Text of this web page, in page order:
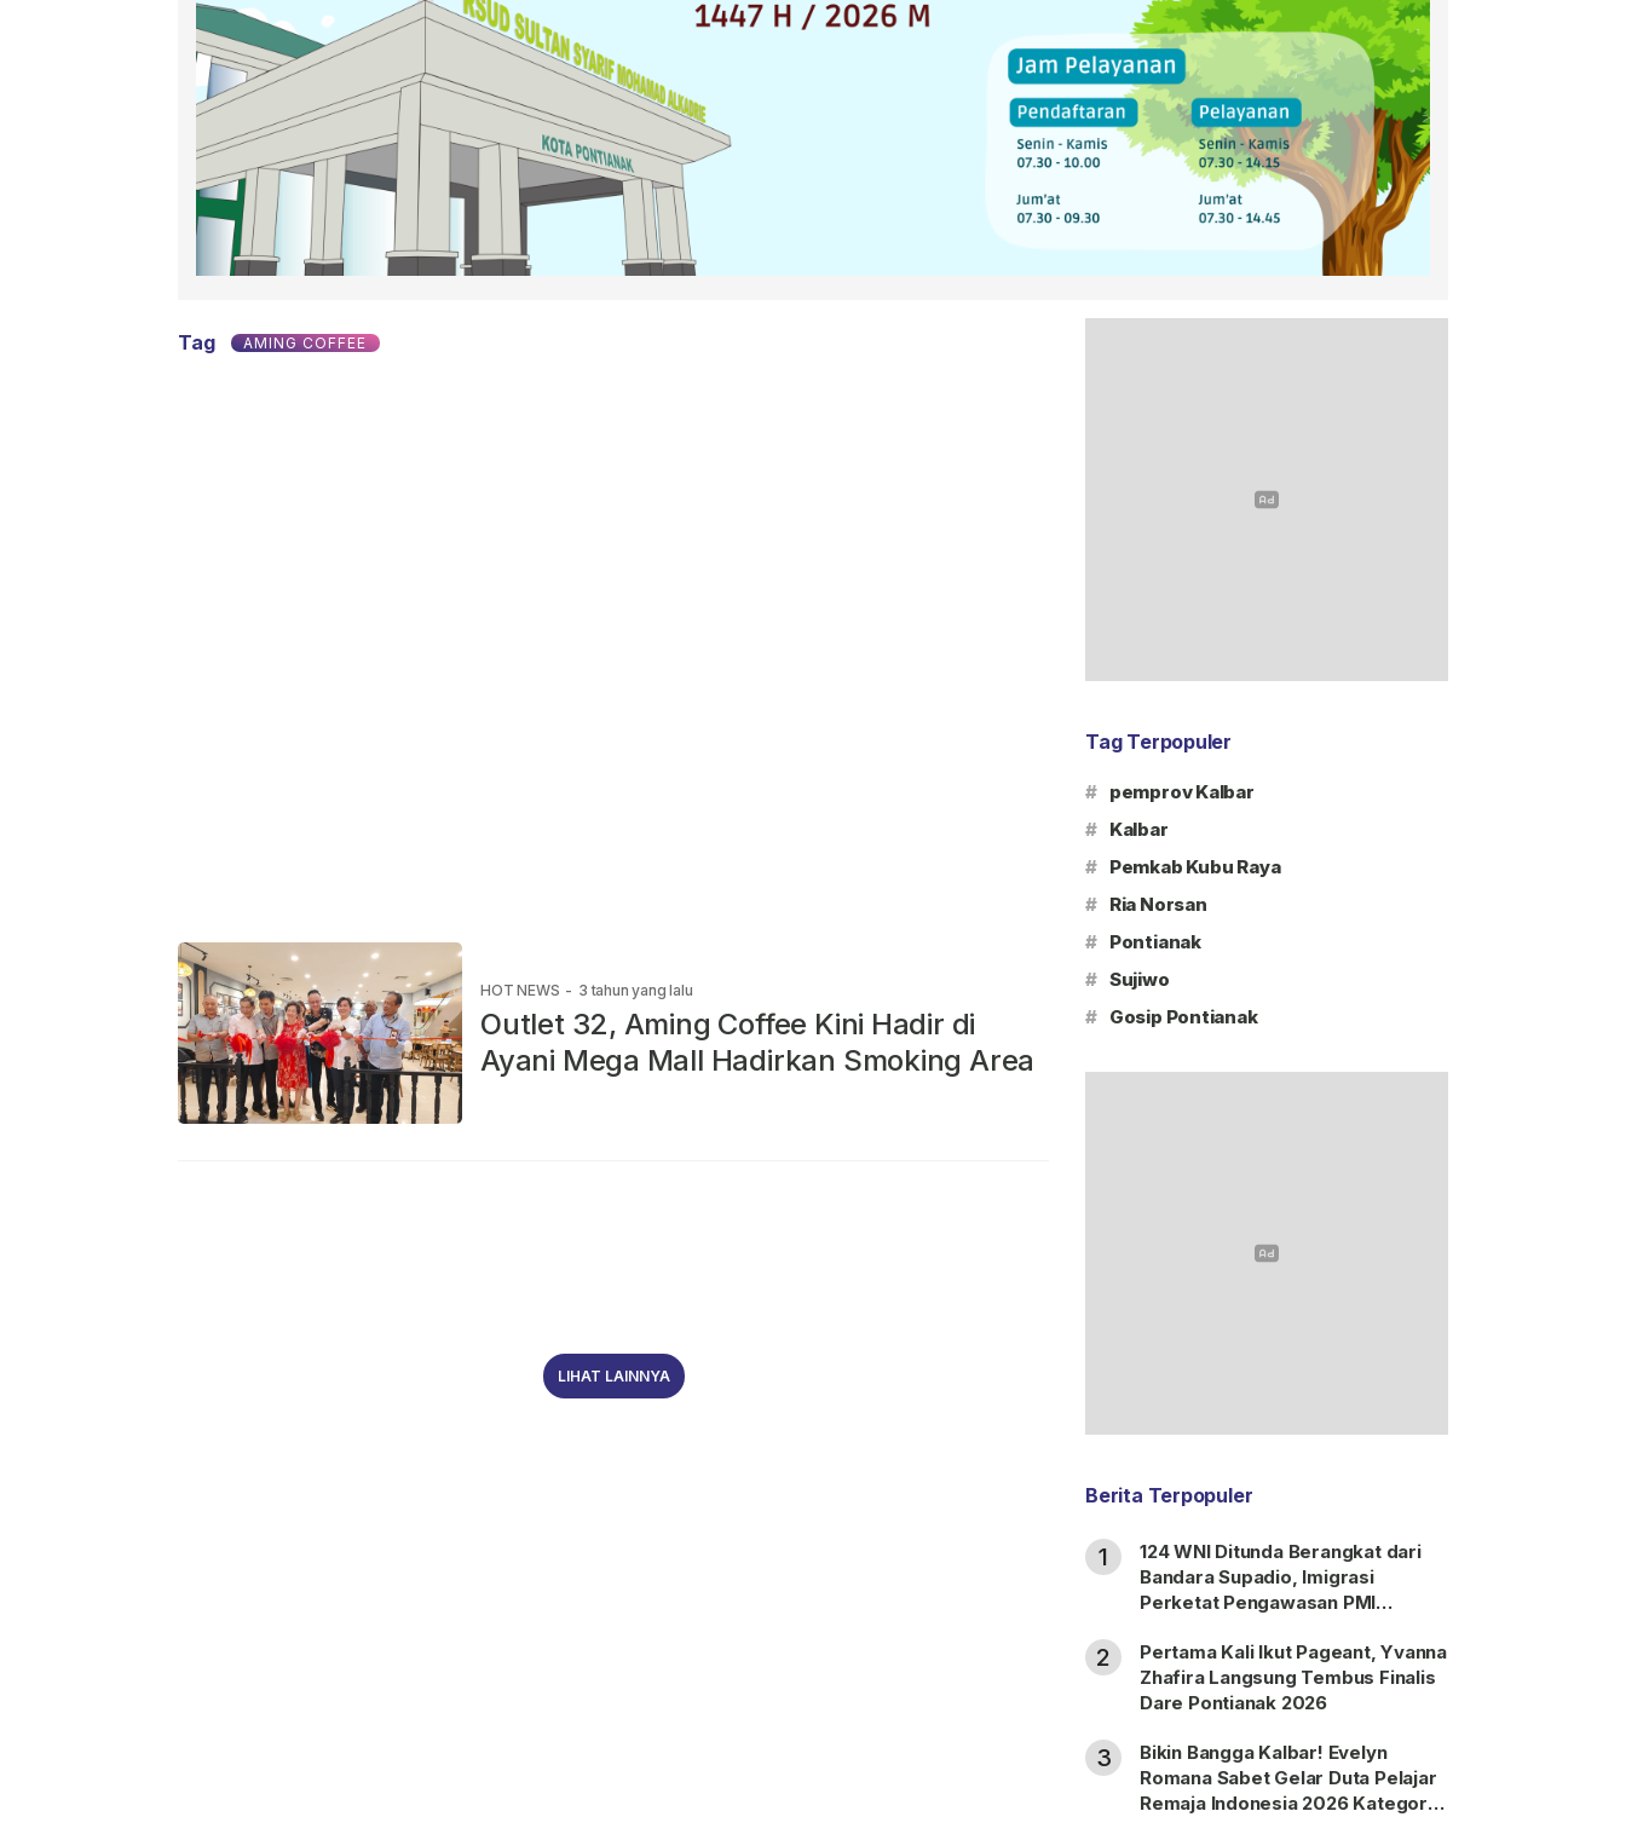
Tag AMING COFFEE
HOT NEWS - 3 tahun yang lalu
Outlet 32, Aming Coffee Kini Hadir di
Ayani Mega Mall Hadirkan Smoking Area
LIHAT LAINNYA
Tag Terpopuler
# pemprov Kalbar
# Kalbar
# Pemkab Kubu Raya
# Ria Norsan
# Pontianak
# Sujiwo
# Gosip Pontianak
Berita Terpopuler
1
124 WNI Ditunda Berangkat dari
Bandara Supadio, Imigrasi
Perketat Pengawasan PMI
2
Pertama Kali Ikut Pageant, Yvanna
Zhafira Langsung Tembus Finalis
Dare Pontianak 2026
3
Bikin Bangga Kalbar! Evelyn
Romana Sabet Gelar Duta Pelajar
Remaja Indonesia 2026 Kategori